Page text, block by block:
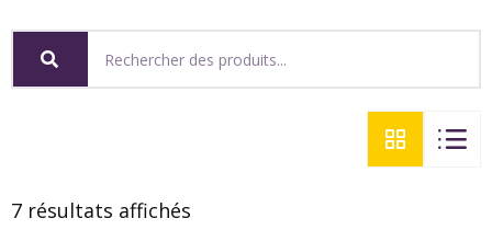
7 résultats affichés